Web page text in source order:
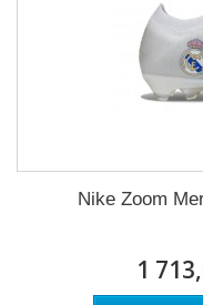
Nike Zoom
1